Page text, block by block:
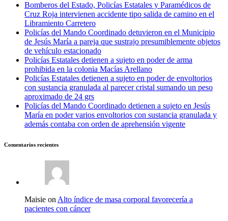
Bomberos del Estado, Policías Estatales y Paramédicos de
Cruz Roja intervienen accidente tipo salida de camino en el
Libramiento Carretero
Policías del Mando Coordinado detuvieron en el Municipio
de Jesús María a pareja que sustrajo presumiblemente objetos
de vehículo estacionado
Policías Estatales detienen a sujeto en poder de arma
prohibida en la colonia Macías Arellano
Policías Estatales detienen a sujeto en poder de envoltorios
con sustancia granulada al parecer cristal sumando un peso
aproximado de 24 grs
Policías del Mando Coordinado detienen a sujeto en Jesús
María en poder varios envoltorios con sustancia granulada y
además contaba con orden de aprehensión vigente
Comentarios recientes
Maisie on Alto índice de masa corporal favorecería a
pacientes con cáncer